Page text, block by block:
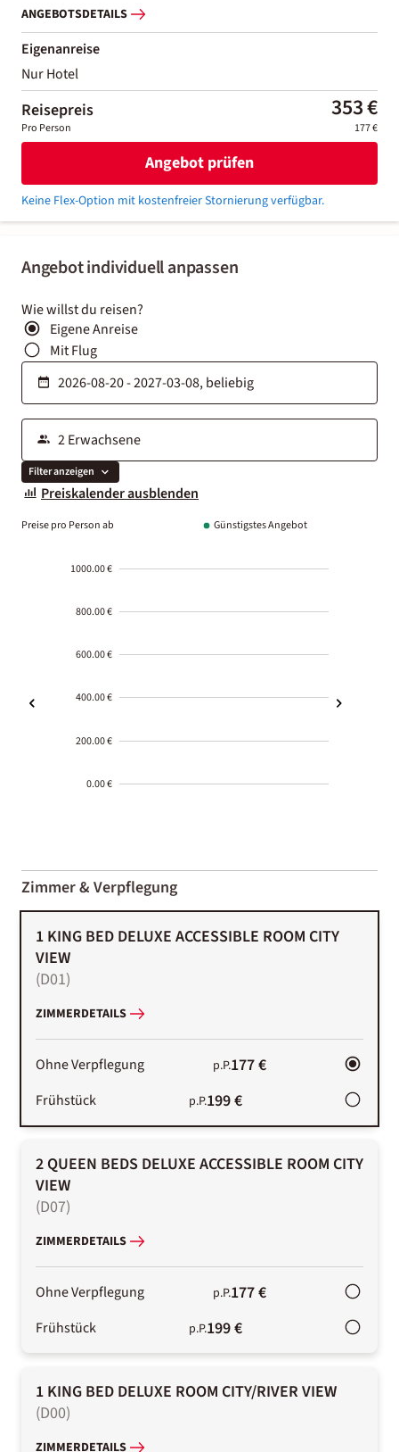
Angebot individuell anpassen
Wie willst du reisen?
Eigene Anreise
Mit Flug
Filter anzeigen
Preiskalender ausblenden
Preise pro Person ab Günstigstes Angebot
1000.00 €
800.00 €
600.00 €
400.00 €
200.00 €
0.00 €
01-02
Zimmer & Verpflegung
1 KING BED DELUXE ACCESSIBLE ROOM CITY
VIEW
(D01)
ZIMMERDETAILS
Ohne Verpflegung p.P.177 €
Frühstück p.P.199 €
2 QUEEN BEDS DELUXE ACCESSIBLE ROOM CITY
VIEW
(D07)
ZIMMERDETAILS
Ohne Verpflegung p.P.177 €
Frühstück p.P.199 €
1 KING BED DELUXE ROOM CITY/RIVER VIEW
(D00)
ZIMMERDETAILS
ANGEBOTSDETAILS
Eigenanreise
Nur Hotel
Reisepreis 353 €
Pro Person 177 €
Angebot prüfen
Keine Flex-Option mit kostenfreier Stornierung verfügbar.